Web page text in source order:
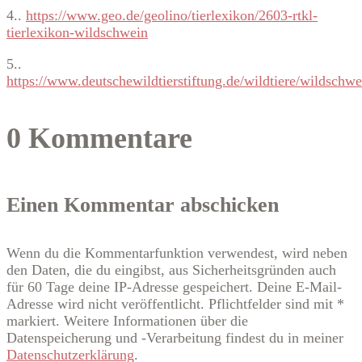
4.. https://www.geo.de/geolino/tierlexikon/2603-rtkl-
tierlexikon-wildschwein
5..
https://www.deutschewildtierstiftung.de/wildtiere/
0 Kommentare
Einen Kommentar abschicken
Wenn du die Kommentarfunktion verwendest, wird neben
den Daten, die du eingibst, aus Sicherheitsgründen auch
für 60 Tage deine IP-Adresse gespeichert. Deine E-Mail-
Adresse wird nicht veröffentlicht. Pflichtfelder sind mit *
markiert. Weitere Informationen über die
Datenspeicherung und -Verarbeitung findest du in meiner
Datenschutzerklärung.